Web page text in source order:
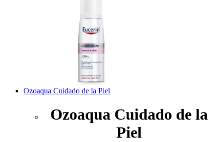
Ozoaqua Cuidado de la Piel
Ozoaqua Cuidado de la
Piel